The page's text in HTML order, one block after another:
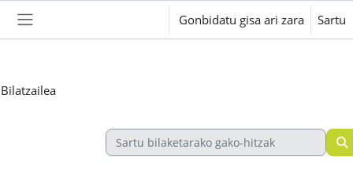
Alboko panela
Gonbidatu gisa ari zara Sartu
Bilatzailea